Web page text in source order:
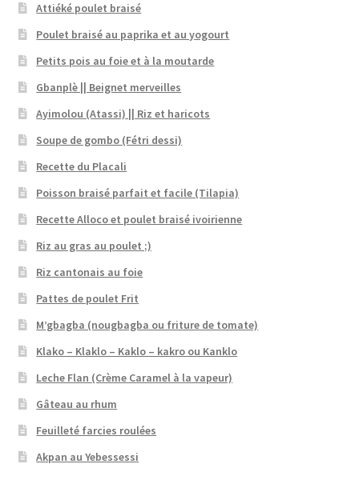
Attiéké poulet braisé
Poulet braisé au paprika et au yogourt
Petits pois au foie et à la moutarde
Gbanplè || Beignet merveilles
Ayimolou (Atassi) || Riz et haricots
Soupe de gombo (Fétri dessi)
Recette du Placali
Poisson braisé parfait et facile (Tilapia)
Recette Alloco et poulet braisé ivoirienne
Riz au gras au poulet ;)
Riz cantonais au foie
Pattes de poulet Frit
M’gbagba (nougbagba ou friture de tomate)
Klako – Klaklo – Kaklo – kakro ou Kanklo
Leche Flan (Crème Caramel à la vapeur)
Gâteau au rhum
Feuilleté farcies roulées
Akpan au Yebessessi